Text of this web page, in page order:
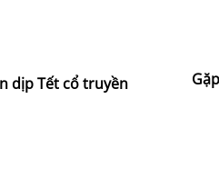
dịp Tết cổ truyền